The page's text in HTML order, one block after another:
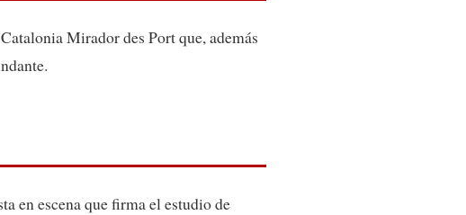
Mirador des Port que, además
en escena que firma el estudio de